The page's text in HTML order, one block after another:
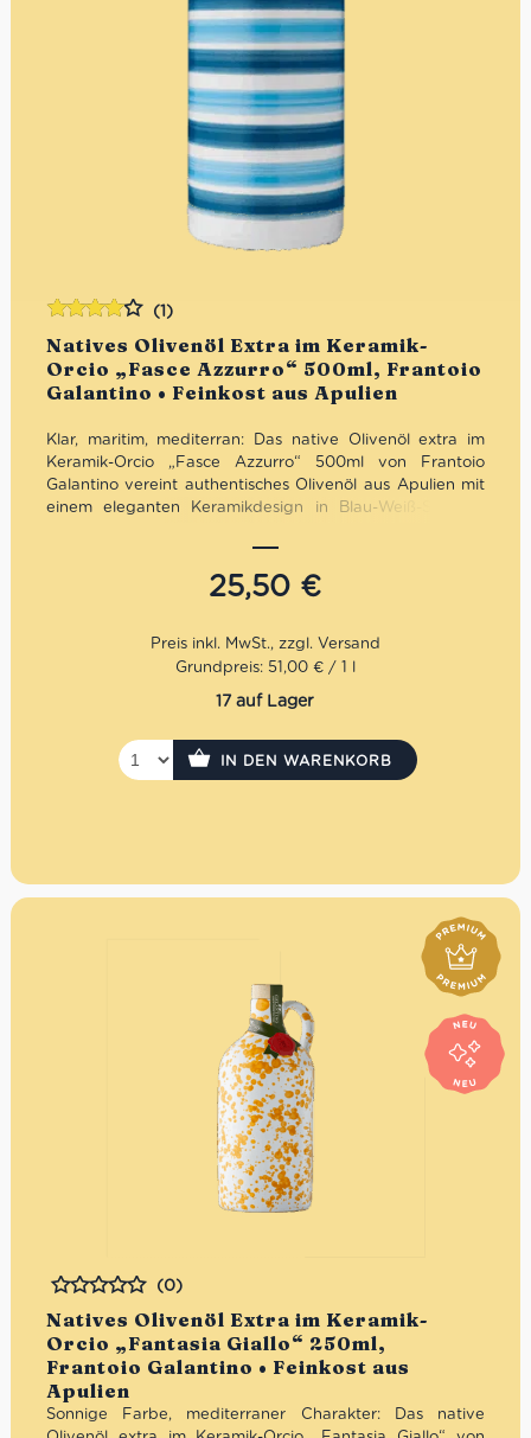
Natives Olivenöl Extra im Keramik-
Orcio „Fasce Azzurro“ 500ml, Frantoio
Galantino • Feinkost aus Apulien
(1)
Klar, maritim, mediterran: Das native Olivenöl extra im
Keramik-Orcio „Fasce Azzurro“ 500ml von Frantoio
Galantino vereint authentisches Olivenöl aus Apulien mit
einem eleganten Keramikdesign in Blau-Weiß-Streifen.
optimal vor Licht geschützt und zugleich ein stilvoller
Blickfang. Ideal für die mediterrane Küche, den täglichen
Genuss oder als geschmackvolle Geschenkidee.
Mengenrabatt: erhalte beim Kauf von 3 nativen
Olivenölen Extra 12% Rabatt pro Artikel
25,50 €
Bewertet
mit4.00
von 5
Grundpreis: 51,00 € / 1 l
17 auf Lager
IN DEN WARENKORB
Natives Olivenöl Extra im Keramik-
Orcio „Fantasia Giallo“ 250ml,
Frantoio Galantino • Feinkost aus
Apulien
Bewertet
(0)
Sonnige Farbe, mediterraner Charakter: Das native